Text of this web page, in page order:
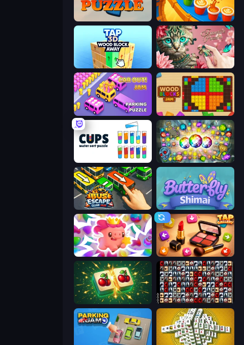
Coffee Color Blocks
Favorite Puzzles
Car OUT! Jam Parking Puzzle Wood Blocks Jam
Cups - Water Sort Puzzle Forgotten Treasure 2
Bus Escape: Clear Jam Butterfly Shimai
Match Arena Tap Gallery
Mahjong Puzzle: Tile Match War Mahjong